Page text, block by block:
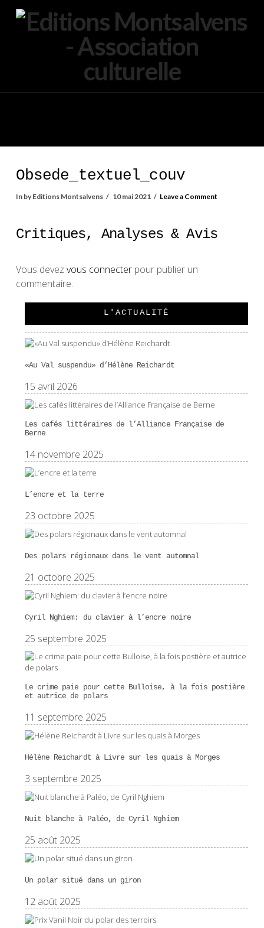
Obsede_textuel_couv
In by Editions Montsalvens 10 mai 2021 Leave a Comment
Critiques, Analyses & Avis
Vous devez vous connecterpour publier un
commentaire.
L'ACTUALITÉ
«Au Val suspendu» d’Hélène Reichardt
15 avril 2026
Les cafés littéraires de l’Alliance Française de
Berne
14 novembre 2025
L’encre et la terre
23 octobre 2025
Des polars régionaux dans le vent automnal
21 octobre 2025
Cyril Nghiem: du clavier à l’encre noire
25 septembre 2025
Le crime paie pour cette Bulloise, à la fois postière
et autrice de polars
11 septembre 2025
Hélène Reichardt à Livre sur les quais à Morges
3 septembre 2025
Nuit blanche à Paléo, de Cyril Nghiem
25 août 2025
Un polar situé dans un giron
12 août 2025